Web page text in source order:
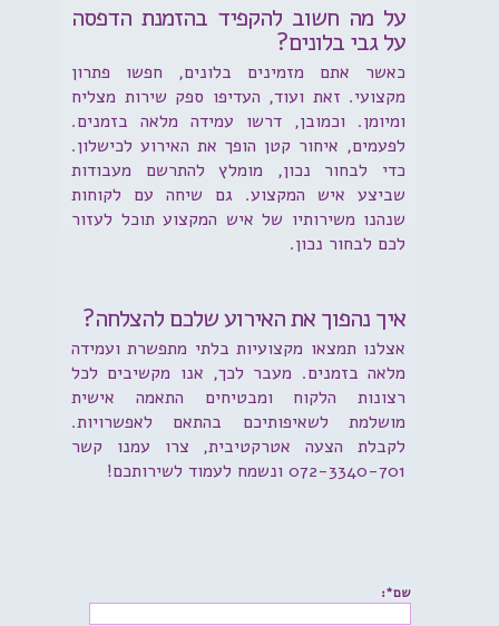
על מה חשוב להקפיד בהזמנת הדפסה
על גבי בלונים?
כאשר אתם מזמינים בלונים, חפשו פתרון
מקצועי. זאת ועוד, העדיפו ספק שירות מצליח
ומיומן. וכמובן, דרשו עמידה מלאה בזמנים.
לפעמים, איחור קטן הופך את האירוע לכישלון.
כדי לבחור נכון, מומלץ להתרשם מעבודות
שביצע איש המקצוע. גם שיחה עם לקוחות
שנהנו משירותיו של איש המקצוע תוכל לעזור
לכם לבחור נכון.
איך נהפוך את האירוע שלכם להצלחה?
אצלנו תמצאו מקצועיות בלתי מתפשרת ועמידה
מלאה בזמנים. מעבר לכך, אנו מקשיבים לכל
רצונות הלקוח ומבטיחים התאמה אישית
מושלמת לשאיפותיכם בהתאם לאפשרויות.
לקבלת הצעה אטרקטיבית, צרו עמנו קשר
072-3340-701 ונשמח לעמוד לשירותכם!
שם*: